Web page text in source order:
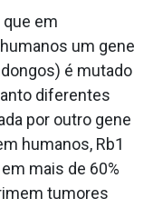
em
um gene
é mutado
diferentes
por outro gene
humanos, Rb1
mais de 60%
tumores